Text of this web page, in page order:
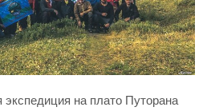
экспедиция на плато Путорана